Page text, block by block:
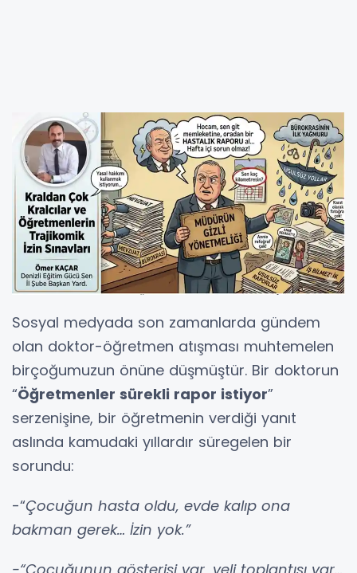
Sosyal medyada son zamanlarda gündem
olan doktor-öğretmen atışması muhtemelen
birçoğumuzun önüne düşmüştür. Bir doktorun
“Öğretmenler sürekli rapor istiyor”
serzenişine, bir öğretmenin verdiği yanıt
aslında kamudaki yıllardır süregelen bir
sorundu:
-“Çocuğun hasta oldu, evde kalıp ona
bakman gerek… İzin yok.”